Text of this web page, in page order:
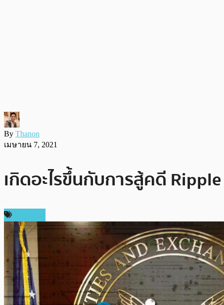
By Thanon
เมษายน 7, 2021
เกิดอะไรขึ้นกับการสู้คดี